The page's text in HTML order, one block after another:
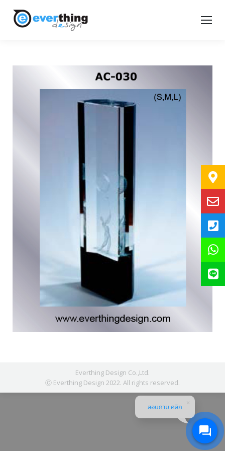
Everthing Design Co.,Ltd.
Ⓒ Everthing Design 2022. All rights reserved.
สอบถาม คลิก